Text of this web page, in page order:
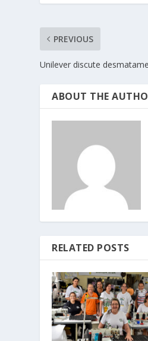
PREVIOUS
Unilever discute
ABOUT THE
RELATED POSTS